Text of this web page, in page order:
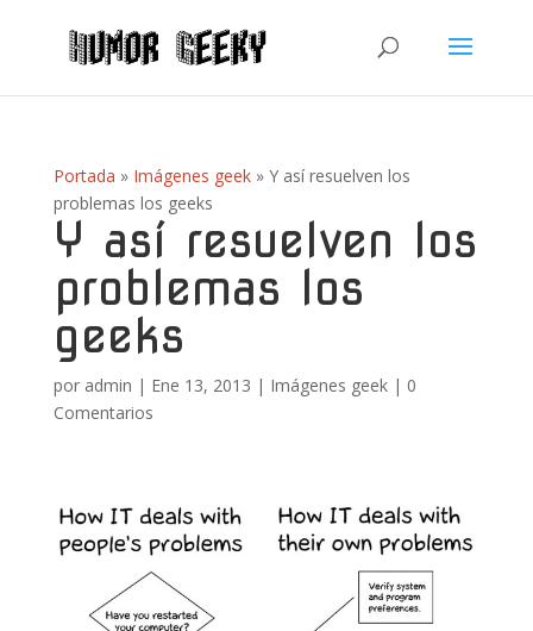
Portada » Imágenes geek» Y así resuelven los
problemas los geeks
Y así resuelven los
problemas los
geeks
por admin | Ene 13, 2013 | Imágenes geek| 0
Comentarios